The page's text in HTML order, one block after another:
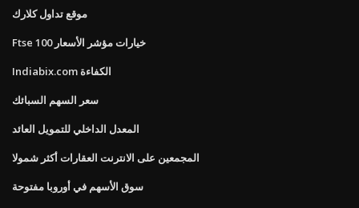
موقع تداول كلارك
Ftse 100 خيارات مؤشر الأسعار
Indiabix.com الكفاءة
سعر السهم السبائك
المعدل الداخلي للتمويل العائد
المجمعين على الانترنت العقارات أكثر شمولا
سوق الأسهم في أوروبا مفتوحة